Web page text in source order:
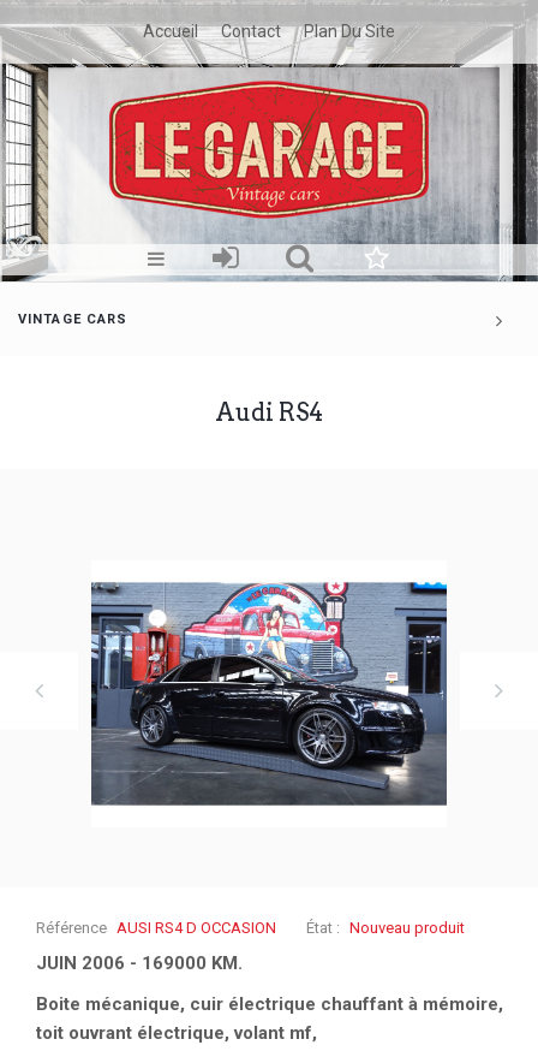
Accueil Contact Plan Du Site
VINTAGE CARS
Audi RS4
Référence AUSI RS4 D OCCASION État : Nouveau produit
JUIN 2006 - 169000 KM.
Boite mécanique, cuir électrique chauffant à mémoire,
toit ouvrant électrique, volant mf,